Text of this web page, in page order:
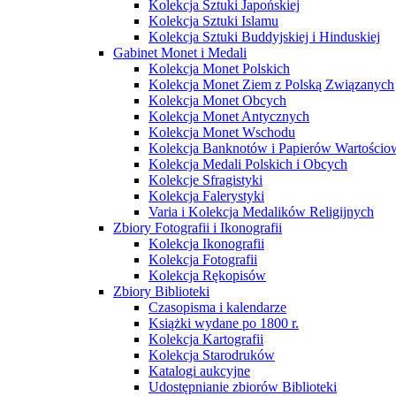
Kolekcja Sztuki Japońskiej
Kolekcja Sztuki Islamu
Kolekcja Sztuki Buddyjskiej i Hinduskiej
Gabinet Monet i Medali
Kolekcja Monet Polskich
Kolekcja Monet Ziem z Polską Związanych
Kolekcja Monet Obcych
Kolekcja Monet Antycznych
Kolekcja Monet Wschodu
Kolekcja Banknotów i Papierów
Kolekcja Medali Polskich i Obcych
Kolekcje Sfragistyki
Kolekcja Falerystyki
Varia i Kolekcja Medalików Religijnych
Zbiory Fotografii i Ikonografii
Kolekcja Ikonografii
Kolekcja Fotografii
Kolekcja Rękopisów
Zbiory Biblioteki
Czasopisma i kalendarze
Książki wydane po 1800 r.
Kolekcja Kartografii
Kolekcja Starodruków
Katalogi aukcyjne
Udostępnianie zbiorów Biblioteki